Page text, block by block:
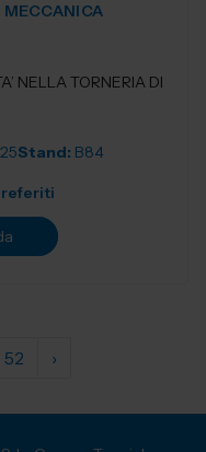
NELLA TORNERIA DI
Stand: B84
52 ›